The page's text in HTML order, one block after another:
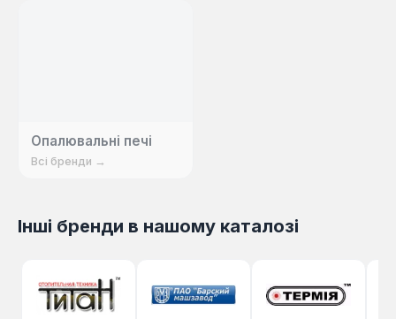
Опалювальні печі
Всі бренди →
Інші бренди в нашому каталозі